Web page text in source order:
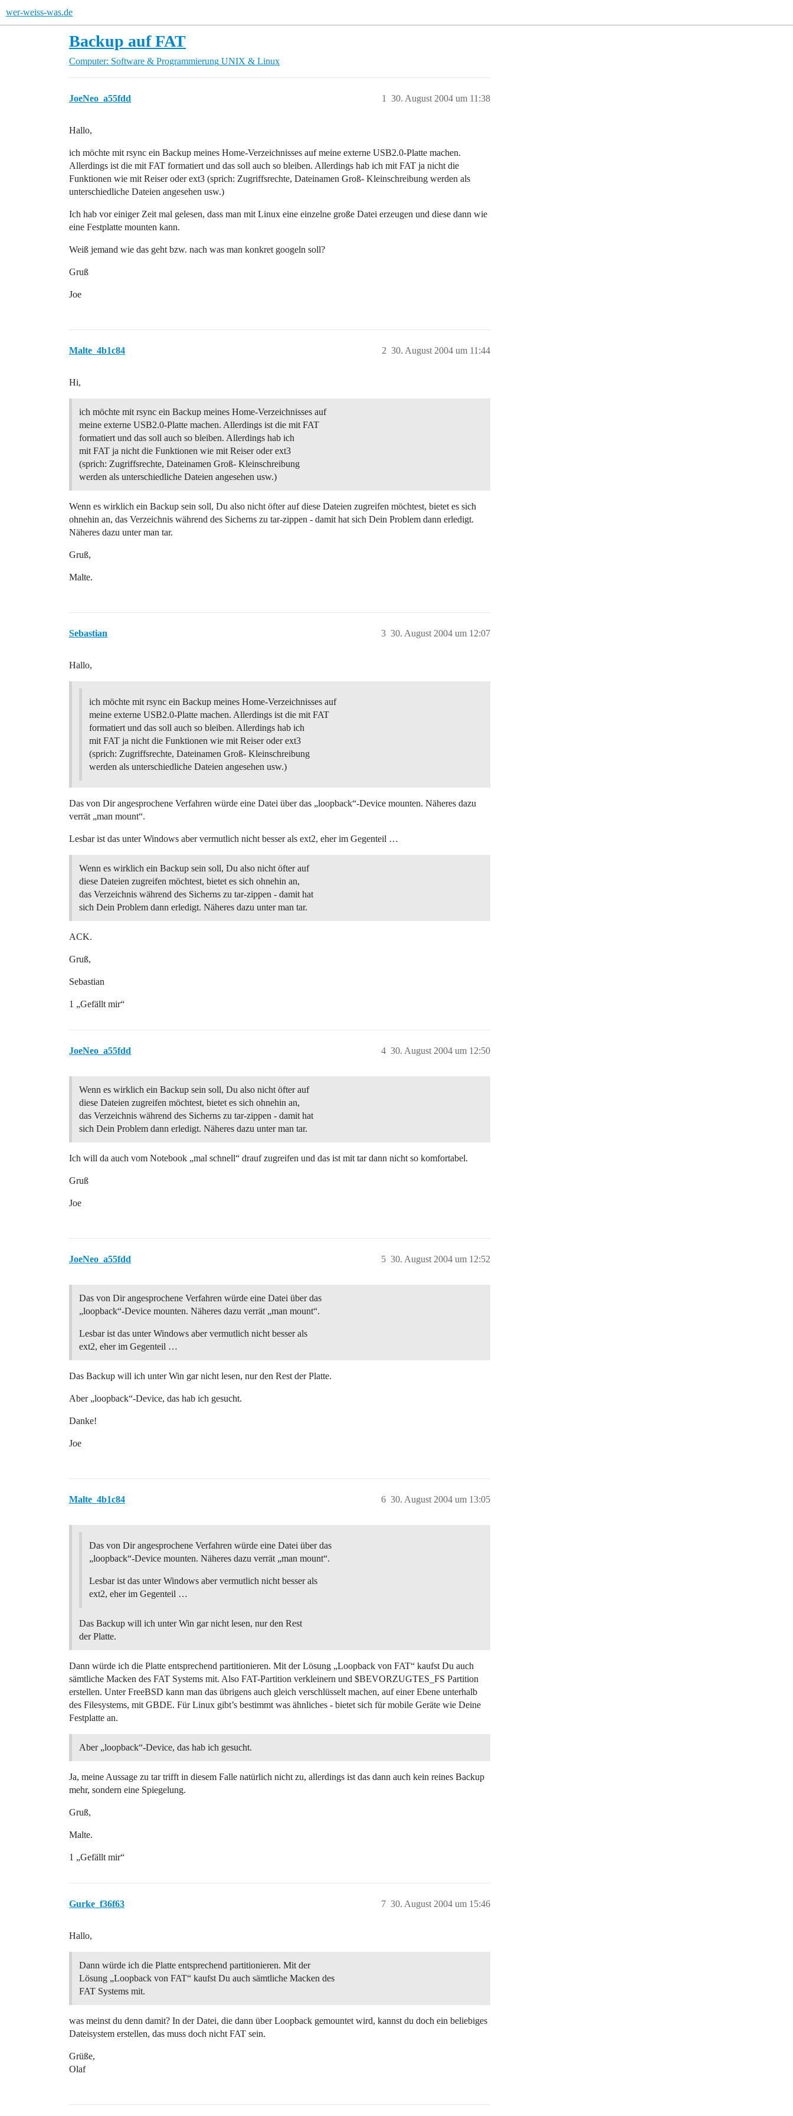
wer-weiss-was.de
Backup auf FAT
Computer: Software & Programmierung UNIX & Linux
JoeNeo_a55fdd 30. August 2004 um 11:38
1
Hallo,
ich möchte mit rsync ein Backup meines Home-Verzeichnisses auf meine externe USB2.0-Platte machen.
Allerdings ist die mit FAT formatiert und das soll auch so bleiben. Allerdings hab ich mit FAT ja nicht die
Funktionen wie mit Reiser oder ext3 (sprich: Zugriffsrechte, Dateinamen Groß- Kleinschreibung werden als
unterschiedliche Dateien angesehen usw.)
Ich hab vor einiger Zeit mal gelesen, dass man mit Linux eine einzelne große Datei erzeugen und diese dann wie
eine Festplatte mounten kann.
Weiß jemand wie das geht bzw. nach was man konkret googeln soll?
Gruß
Joe
Malte_4b1c84 30. August 2004 um 11:44
2
Hi,
ich möchte mit rsync ein Backup meines Home-Verzeichnisses auf
meine externe USB2.0-Platte machen. Allerdings ist die mit FAT
formatiert und das soll auch so bleiben. Allerdings hab ich
mit FAT ja nicht die Funktionen wie mit Reiser oder ext3
(sprich: Zugriffsrechte, Dateinamen Groß- Kleinschreibung
werden als unterschiedliche Dateien angesehen usw.)
Wenn es wirklich ein Backup sein soll, Du also nicht öfter auf diese Dateien zugreifen möchtest, bietet es sich
ohnehin an, das Verzeichnis während des Sicherns zu tar-zippen - damit hat sich Dein Problem dann erledigt.
Näheres dazu unter man tar.
Gruß,
Malte.
Sebastian 30. August 2004 um 12:07
3
Hallo,
ich möchte mit rsync ein Backup meines Home-Verzeichnisses auf
meine externe USB2.0-Platte machen. Allerdings ist die mit FAT
formatiert und das soll auch so bleiben. Allerdings hab ich
mit FAT ja nicht die Funktionen wie mit Reiser oder ext3
(sprich: Zugriffsrechte, Dateinamen Groß- Kleinschreibung
werden als unterschiedliche Dateien angesehen usw.)
Das von Dir angesprochene Verfahren würde eine Datei über das „loopback“-Device mounten. Näheres dazu
verrät „man mount“.
Lesbar ist das unter Windows aber vermutlich nicht besser als ext2, eher im Gegenteil …
Wenn es wirklich ein Backup sein soll, Du also nicht öfter auf
diese Dateien zugreifen möchtest, bietet es sich ohnehin an,
das Verzeichnis während des Sicherns zu tar-zippen - damit hat
sich Dein Problem dann erledigt. Näheres dazu unter man tar.
ACK.
Gruß,
Sebastian
1 „Gefällt mir“
JoeNeo_a55fdd 30. August 2004 um 12:50
4
Wenn es wirklich ein Backup sein soll, Du also nicht öfter auf
diese Dateien zugreifen möchtest, bietet es sich ohnehin an,
das Verzeichnis während des Sicherns zu tar-zippen - damit hat
sich Dein Problem dann erledigt. Näheres dazu unter man tar.
Ich will da auch vom Notebook „mal schnell“ drauf zugreifen und das ist mit tar dann nicht so komfortabel.
Gruß
Joe
JoeNeo_a55fdd 30. August 2004 um 12:52
5
Das von Dir angesprochene Verfahren würde eine Datei über das
„loopback“-Device mounten. Näheres dazu verrät „man mount“.
Lesbar ist das unter Windows aber vermutlich nicht besser als
ext2, eher im Gegenteil …
Das Backup will ich unter Win gar nicht lesen, nur den Rest der Platte.
Aber „loopback“-Device, das hab ich gesucht.
Danke!
Joe
Malte_4b1c84 30. August 2004 um 13:05
6
Das von Dir angesprochene Verfahren würde eine Datei über das
„loopback“-Device mounten. Näheres dazu verrät „man mount“.
Lesbar ist das unter Windows aber vermutlich nicht besser als
ext2, eher im Gegenteil …
Das Backup will ich unter Win gar nicht lesen, nur den Rest
der Platte.
Dann würde ich die Platte entsprechend partitionieren. Mit der Lösung „Loopback von FAT“ kaufst Du auch
sämtliche Macken des FAT Systems mit. Also FAT-Partition verkleinern und $BEVORZUGTES_FS Partition
erstellen. Unter FreeBSD kann man das übrigens auch gleich verschlüsselt machen, auf einer Ebene unterhalb
des Filesystems, mit GBDE. Für Linux gibt’s bestimmt was ähnliches - bietet sich für mobile Geräte wie Deine
Festplatte an.
Aber „loopback“-Device, das hab ich gesucht.
Ja, meine Aussage zu tar trifft in diesem Falle natürlich nicht zu, allerdings ist das dann auch kein reines Backup
mehr, sondern eine Spiegelung.
Gruß,
Malte.
1 „Gefällt mir“
Gurke_f36f63 30. August 2004 um 15:46
7
Hallo,
Dann würde ich die Platte entsprechend partitionieren. Mit der
Lösung „Loopback von FAT“ kaufst Du auch sämtliche Macken des
FAT Systems mit.
was meinst du denn damit? In der Datei, die dann über Loopback gemountet wird, kannst du doch ein beliebiges
Dateisystem erstellen, das muss doch nicht FAT sein.
Grüße,
Olaf